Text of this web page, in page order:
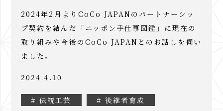
2024年2月よりCoCo JAPANのパートナーシッ
プ契約を結んだ「ニッポン手仕事図鑑」に現在の
取り組みや今後のCoCo JAPANとのお話しを伺い
ました。
2024.4.10
# 伝統工芸
# 後継者育成